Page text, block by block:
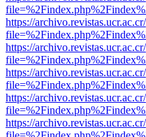
https://
https://
https://
https://
https://